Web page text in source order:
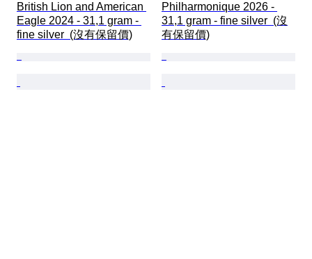
British Lion and American
Eagle 2024 - 31,1 gram -
fine silver  (沒有保留價)
Philharmonique 2026 -
31,1 gram - fine silver  (沒
有保留價)